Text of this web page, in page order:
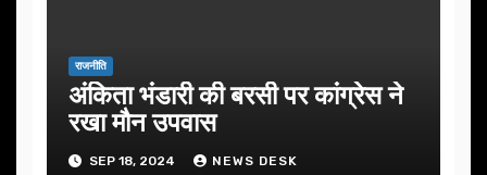
राजनीति
अंकिता भंडारी की बरसी पर कांग्रेस ने
रखा मौन उपवास
SEP 18, 2024 NEWS DESK